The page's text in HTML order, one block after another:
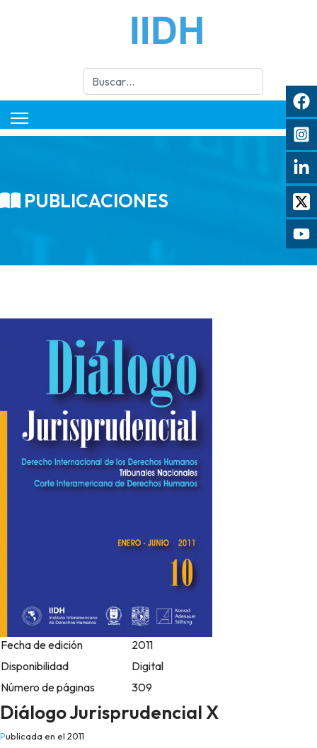
Buscar
PUBLICACIONES
Fecha de edición
2011
Disponibilidad
Digital
Número de páginas
309
Diálogo Jurisprudencial X
Publicada en el 2011